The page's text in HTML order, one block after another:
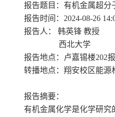
报告题目：有机金属超分
报告时间： 2024-08-26
报告人：
韩英锋 教授
西北大学
报告地点：卢嘉锡楼202
转播地点：翔安校区能源
报告摘要：
有机金属化学是化学研究